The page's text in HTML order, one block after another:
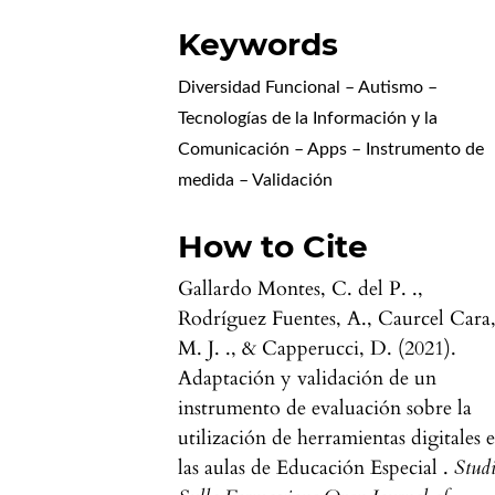
Keywords
Diversidad Funcional – Autismo –
Tecnologías de la Información y la
Comunicación – Apps – Instrumento de
medida – Validación
How to Cite
Gallardo Montes, C. del P. .,
Rodríguez Fuentes, A., Caurcel Cara,
M. J. ., & Capperucci, D. (2021).
Adaptación y validación de un
instrumento de evaluación sobre la
utilización de herramientas digitales
las aulas de Educación Especial .Studi